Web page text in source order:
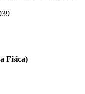
Física)